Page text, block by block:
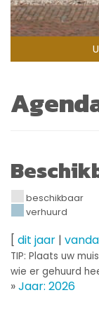
beschikbaar
verhuurd
[ dit jaar |
TIP: Plaats uw
wie er gehuurd
»Jaar: 2026